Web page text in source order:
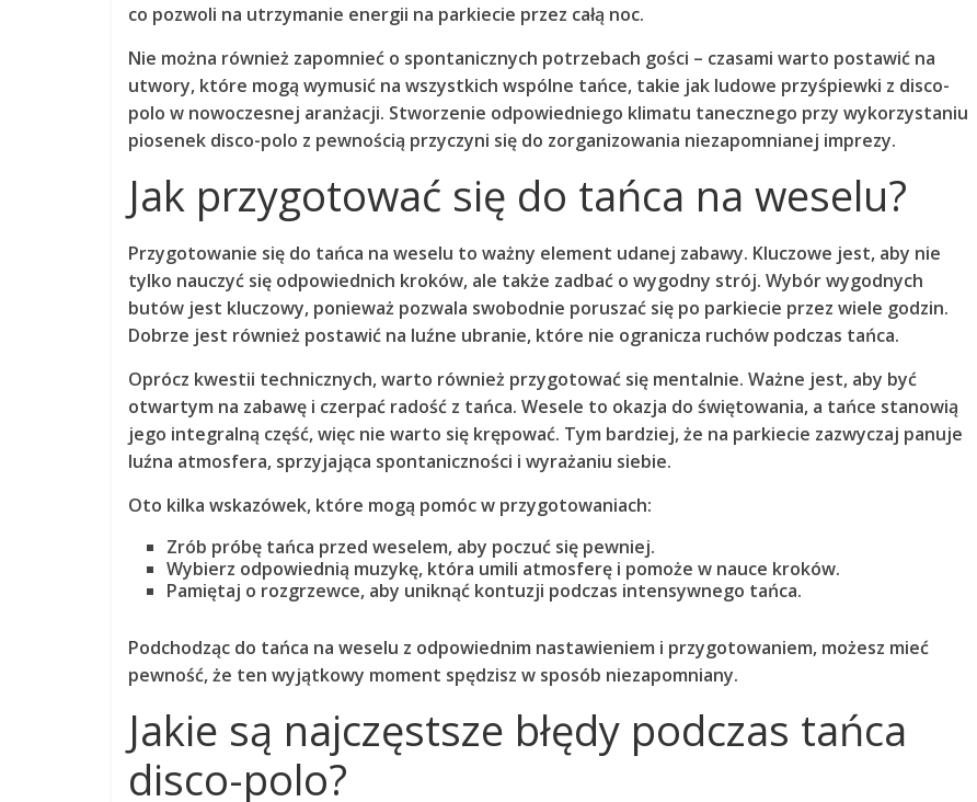
co pozwoli na utrzymanie energii na parkiecie przez całą noc.
Nie można również zapomnieć o spontanicznych potrzebach gości – czasami warto postawić na
utwory, które mogą wymusić na wszystkich wspólne tańce, takie jak ludowe przyśpiewki z disco-
polo w nowoczesnej aranżacji. Stworzenie odpowiedniego klimatu tanecznego przy wykorzystaniu
piosenek disco-polo z pewnością przyczyni się do zorganizowania niezapomnianej imprezy.
Jak przygotować się do tańca na weselu?
Przygotowanie się do tańca na weselu to ważny element udanej zabawy. Kluczowe jest, aby nie
tylko nauczyć się odpowiednich kroków, ale także zadbać o wygodny strój. Wybórwygodnych
butów jest kluczowy, ponieważ pozwala swobodnie poruszać się po parkiecie przez wiele godzin.
Dobrze jest również postawić na luźne ubranie, które nie ogranicza ruchów podczas tańca.
Oprócz kwestii technicznych, warto również przygotować się mentalnie. Ważne jest, aby być
otwartym na zabawę i czerpać radość z tańca. Wesele to okazja do świętowania, a tańce stanowią
jego integralną część, więc nie warto się krępować. Tym bardziej, że na parkiecie zazwyczaj panuje
luźna atmosfera, sprzyjająca spontaniczności i wyrażaniu siebie.
Oto kilka wskazówek, które mogą pomóc w przygotowaniach:
Zrób próbę tańca przed weselem, aby poczuć się pewniej.
Wybierz odpowiednią muzykę, która umili atmosferę i pomoże w nauce kroków.
Pamiętaj o rozgrzewce, aby uniknąć kontuzji podczas intensywnego tańca.
Podchodząc do tańca na weselu z odpowiednim nastawieniem i przygotowaniem, możesz mieć
pewność, że ten wyjątkowy moment spędzisz w sposób niezapomniany.
Jakie są najczęstsze błędy podczas tańca
disco-polo?